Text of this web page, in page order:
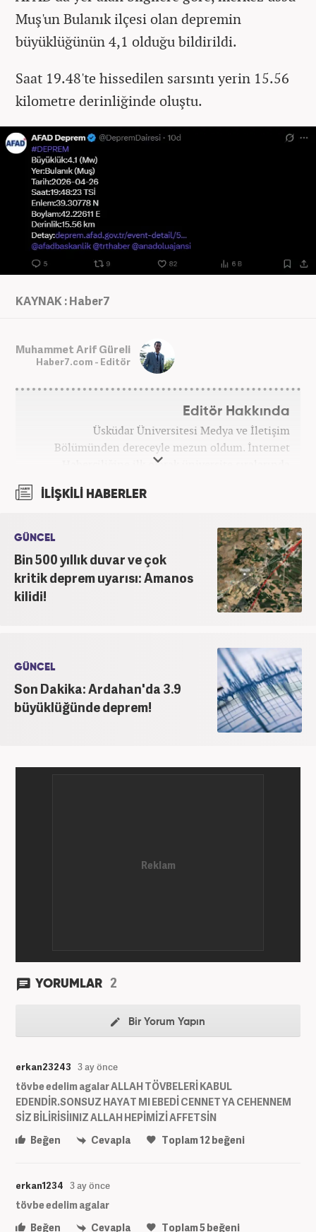
Muş'un Bulanık ilçesi olan depremin
büyüklüğünün 4,1 olduğu bildirildi.
Saat 19.48'te hissedilen sarsıntı yerin 15.56
kilometre derinliğinde oluştu.
KAYNAK : Haber7
Muhammet Arif Güreli
Haber7.com - Editör
Editör Hakkında
Üsküdar Üniversitesi Medya ve İletişim
Bölümünden dereceyle mezun oldum. İnternet
Haberciliğine ilk olarak üniversite sıralarında
Kurduğum sitede 1 yıl kadar sağlık, spor ve kültür
yazıları yazdım. 2022 yılından bu yana Haber7
bünyesinde başlıca gündem, siyaset, dünya,
ekonomi kategorileri olmak üzere çok sayıda haber,
grafik ve video hazırladım. Kariyerime Haber7'de
gündem editörü olarak devam etmekteyim.
İLİŞKİLİ HABERLER
GÜNCEL
Bin 500 yıllık duvar ve çok
kritik deprem uyarısı: Amanos
kilidi!
GÜNCEL
Son Dakika: Ardahan'da 3.9
büyüklüğünde deprem!
YORUMLAR 2
Bir Yorum Yapın
erkan23243 3 ay önce
tövbe edelim agalar ALLAH TÖVBELERİ KABUL
EDENDİR.SONSUZ HAYAT MI EBEDİ CENNET YA CEHENNEM
SİZ BİLİRİSİINIZ ALLAH HEPİMİZİ AFFETSİN
Beğen
Cevapla Toplam12 beğeni
erkan1234 3 ay önce
tövbe edelim agalar
Beğen
Cevapla Toplam5beğeni